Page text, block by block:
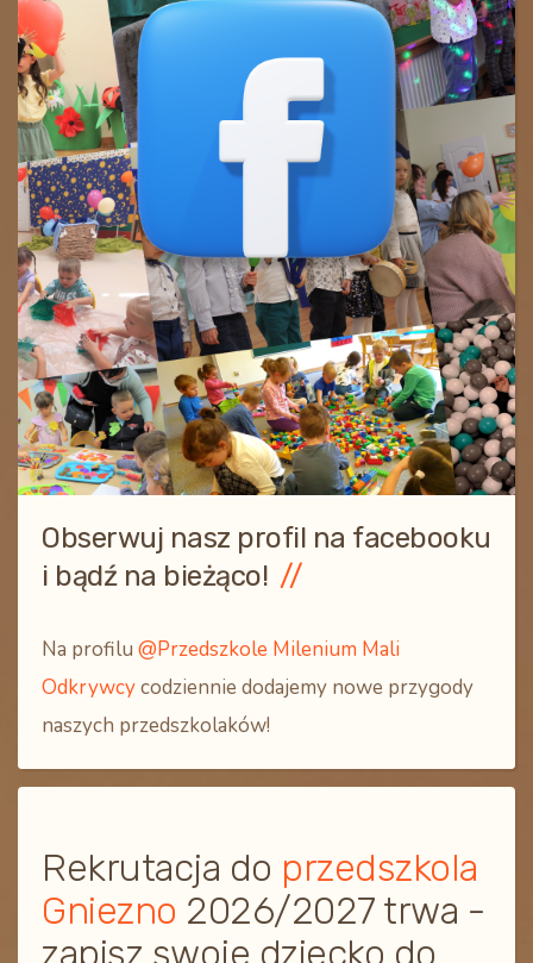
Obserwuj nasz profil na facebooku
i bądź na bieżąco!
Na profilu @Przedszkole Milenium Mali
Odkrywcycodziennie dodajemy nowe przygody
naszych przedszkolaków!
Rekrutacja do przedszkola
Gniezno 2026/2027 trwa -
zapisz swoje dziecko do